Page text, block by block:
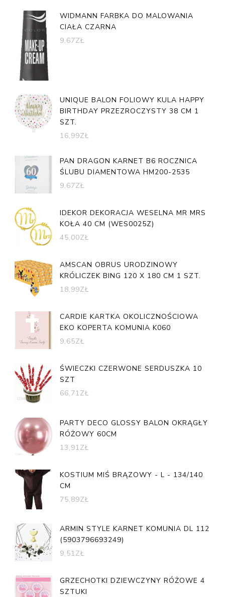
WIDMANN FARBKA DO MALOWANIA
CIAŁA CZARNA
9,67ZŁ
UNIQUE BALON FOLIOWY KULA HAPPY
BIRTHDAY PRZEZROCZYSTY 38 CM 1
SZT.
16,99ZŁ
PAN DRAGON KARNET B6 ROCZNICA
ŚLUBU DIAMENTOWA HM200-2535
9,67ZŁ
IDEKOR DEKORACJA WESELNA MR MRS
KOŁA 40 CM (WES0025Z)
45,00ZŁ
AMSCAN OBRUS URODZINOWY
KRÓLICZEK BING 120 X 180 CM 1 SZT.
18,99ZŁ
CARDIE KARTKA OKOLICZNOŚCIOWA
EKO KOPERTA KOMUNIA K060
9,65ZŁ
ŚWIECZKI CZERWONE SERDUSZKA 10
SZT
66,71ZŁ
PARTY DECO GLOSSY BALON OKRĄGŁY
RÓŻOWY 60CM
13,91ZŁ
KOSTIUM MIŚ BRĄZOWY - L - 134/140
CM
75,89ZŁ
ARMIN STYLE KARNET KOMUNIA DL 112
(5903796693249)
9,51ZŁ
GRZECHOTKI DZIEWCZYNY RÓŻOWE 4
SZTUKI